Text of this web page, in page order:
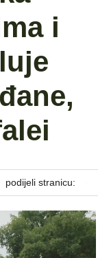
i
podijeli stranicu: